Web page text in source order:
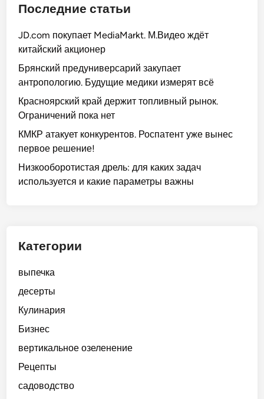
Последние статьи
JD.com покупает MediaMarkt. М.Видео ждёт
китайский акционер
Брянский предуниверсарий закупает
антропологию. Будущие медики измерят всё
Красноярский край держит топливный рынок.
Ограничений пока нет
КМКР атакует конкурентов. Роспатент уже вынес
первое решение!
Низкооборотистая дрель: для каких задач
используется и какие параметры важны
Категории
выпечка
десерты
Кулинария
Бизнес
вертикальное озеленение
Рецепты
садоводство